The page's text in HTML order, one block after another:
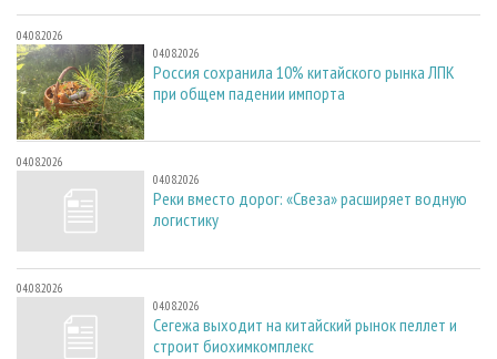
04.08.2026
04.08.2026
Россия сохранила 10% китайского рынка ЛПК
при общем падении импорта
04.08.2026
04.08.2026
Реки вместо дорог: «Свеза» расширяет водную
логистику
04.08.2026
04.08.2026
Сегежа выходит на китайский рынок пеллет и
строит биохимкомплекс